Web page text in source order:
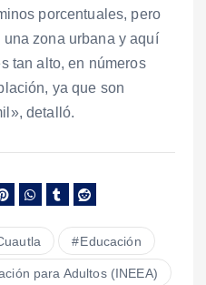
porcentuales, pero
zona urbana y aquí
tan alto, en números
ya que son
detalló.
Educación
para Adultos (INEEA)